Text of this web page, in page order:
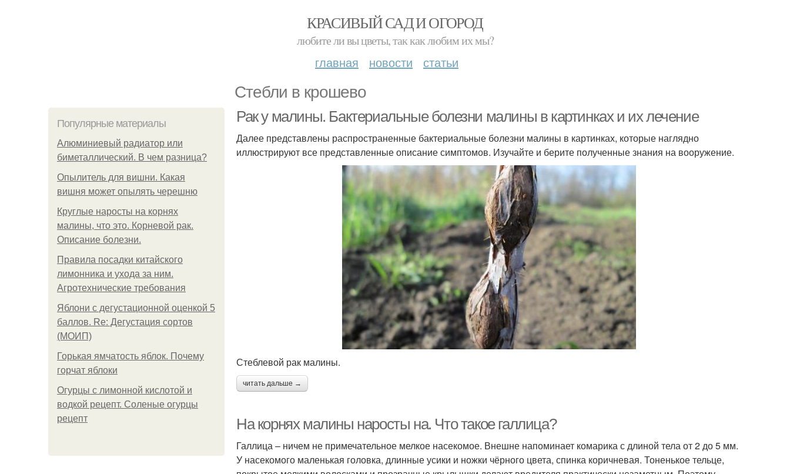
КРАСИВЫЙ САД И ОГОРОД
любите ли вы цветы, так как любим их мы?
главная новости статьи
Стебли в крошево
Популярные материалы
Алюминиевый радиатор или
биметаллический. В чем разница?
Опылитель для вишни. Какая
вишня может опылять черешню
Круглые наросты на корнях
малины, что это. Корневой рак.
Описание болезни.
Правила посадки китайского
лимонника и ухода за ним.
Агротехнические требования
Яблони с дегустационной оценкой 5
баллов. Re: Дегустация сортов
(МОИП)
Горькая ямчатость яблок. Почему
горчат яблоки
Огурцы с лимонной кислотой и
водкой рецепт. Соленые огурцы
рецепт
Рак у малины. Бактериальные болезни малины в картинках и их лечение
Далее представлены распространенные бактериальные болезни малины в картинках, которые наглядно
иллюстрируют все представленные описание симптомов. Изучайте и берите полученные знания на вооружение.
Стеблевой рак малины.
читать дальше →
На корнях малины наросты на. Что такое галлица?
Галлица – ничем не примечательное мелкое насекомое. Внешне напоминает комарика с длиной тела от 2 до 5 мм.
У насекомого маленькая головка, длинные усики и ножки чёрного цвета, спинка коричневая. Тоненькое тельце,